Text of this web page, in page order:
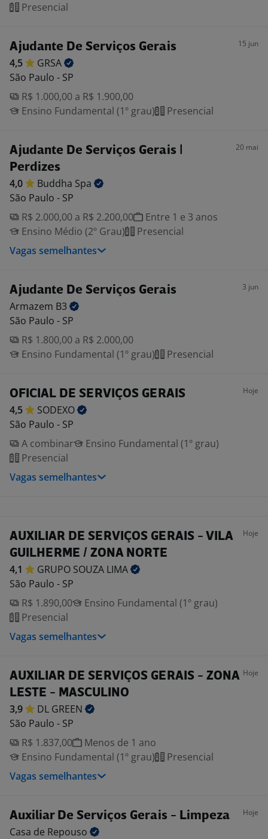
Presencial
Ajudante De Serviços Gerais 15 jun
4,5
GRSA
São Paulo - SP
R$ 1.000,00 a R$ 1.900,00
Ensino Fundamental (1º grau)
Presencial
Ajudante De Serviços Gerais |
Perdizes
20 mai
4,0 Buddha Spa
São Paulo - SP
R$ 2.000,00 a R$ 2.200,00
Entre 1 e 3 anos
Ensino Médio (2º Grau)
Presencial
Vagas semelhantes
Ajudante De Serviços Gerais 3 jun
Armazem B3
São Paulo - SP
R$ 1.800,00 a R$ 2.000,00
Ensino Fundamental (1º grau)
Presencial
OFICIAL DE SERVIÇOS GERAIS Hoje
4,5
SODEXO
São Paulo - SP
A combinar
Ensino Fundamental (1º grau)
Presencial
Vagas semelhantes
AUXILIAR DE SERVIÇOS GERAIS - VILA
GUILHERME / ZONA NORTE
Hoje
4,1 GRUPO SOUZA LIMA
São Paulo - SP
R$ 1.890,00
Ensino Fundamental (1º grau)
Presencial
Vagas semelhantes
AUXILIAR DE SERVIÇOS GERAIS - ZONA
LESTE - MASCULINO
Hoje
3,9 DL GREEN
São Paulo - SP
R$ 1.837,00
Menos de 1 ano
Ensino Fundamental (1º grau)
Presencial
Vagas semelhantes
Auxiliar De Serviços Gerais - Limpeza Hoje
Casa de Repouso